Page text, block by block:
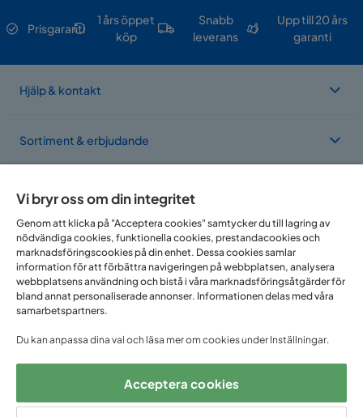
Prisgaranti
1 års öppet
köp
Snabb
leverans
Upp till 20 års
garanti
Hjälp & kontakt
Sortiment & erbjudande
Om Trademax
Vi finns i flera länder
Följ oss på:
Vi bryr oss om din integritet
Genom att klicka på "Acceptera cookies" samtycker du till lagring av
nödvändiga cookies, funktionella cookies, prestandacookies och
marknadsföringscookies på din enhet. Dessa cookies samlar
information för att förbättra navigeringen på webbplatsen, analysera
webbplatsens användning och bistå i våra marknadsföringsåtgärder för
bland annat personaliserade annonser. Informationen delas med våra
samarbetspartners.
Du kan anpassa dina val och läsa mer om cookies under Inställningar.
Acceptera cookies